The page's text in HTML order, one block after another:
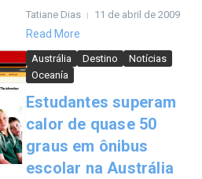
Tatiane Dias 11 de abril de 2009
Read More
Austrália Destino
Notícias
Oceanía
Estudantes superam
calor de quase 50
graus em ônibus
escolar na Austrália